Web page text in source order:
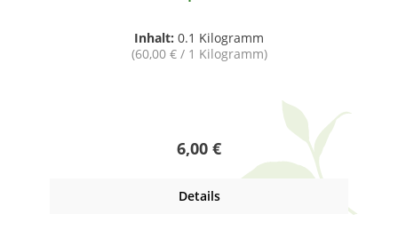
Inhalt: 0.1 Kilogramm
(60,00 € / 1 Kilogramm)
Regulärer Preis:
6,00 €
Details